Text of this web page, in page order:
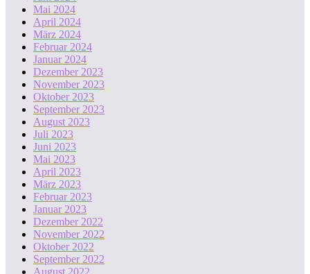
Mai 2024
April 2024
März 2024
Februar 2024
Januar 2024
Dezember 2023
November 2023
Oktober 2023
September 2023
August 2023
Juli 2023
Juni 2023
Mai 2023
April 2023
März 2023
Februar 2023
Januar 2023
Dezember 2022
November 2022
Oktober 2022
September 2022